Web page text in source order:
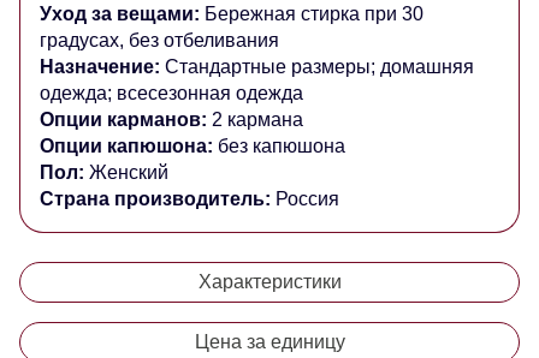
Уход за вещами: Бережная стирка при 30
градусах, без отбеливания
Назначение: Стандартные размеры; домашняя
одежда; всесезонная одежда
Опции карманов: 2 кармана
Опции капюшона: без капюшона
Пол: Женский
Страна производитель: Россия
Характеристики
Цена за единицу